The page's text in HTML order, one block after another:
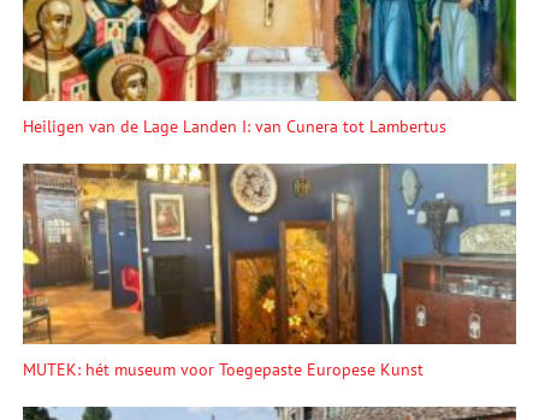
Heiligen van de Lage Landen I: van Cunera tot Lambertus
MUTEK: hét museum voor Toegepaste Europese Kunst